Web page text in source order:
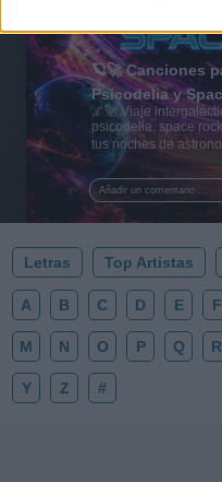
Añadir un comentario ...
🪐🚀 Canciones
Psicodelia y
🌌🚀 Viaje
psicodelia, space
tus noches de
al firmamento y
esta colección para
✨⭐
Letras Top Artistas
A B C D E F
M N O P Q R
Y Z #